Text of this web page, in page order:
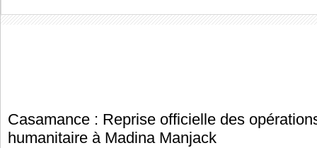
Casamance : Reprise officielle des
humanitaire à Madina Manjack